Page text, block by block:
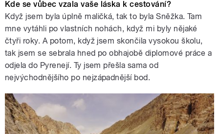
Kde se vůbec vzala vaše láska k cestování?
Když jsem byla úplně maličká, tak to byla Sněžka. Tam
mne vytáhli po vlastních nohách, když mi byly nějaké
čtyři roky. A potom, když jsem skončila vysokou školu,
tak jsem se sebrala hned po obhajobě diplomové práce a
odjela do Pyrenejí. Ty jsem přešla sama od
nejvýchodnějšího po nejzápadnější bod.